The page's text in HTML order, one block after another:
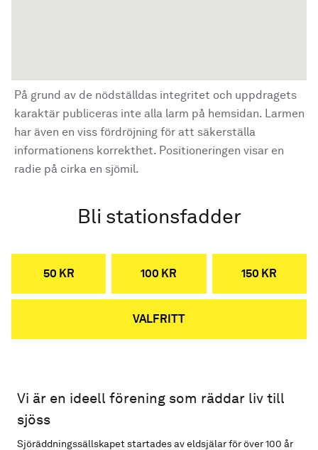
På grund av de nödställdas integritet och uppdragets
karaktär publiceras inte alla larm på hemsidan. Larmen
har även en viss fördröjning för att säkerställa
informationens korrekthet. Positioneringen visar en
radie på cirka en sjömil.
Bli stationsfadder
50 KR 100 KR 150 KR
VALFRITT
Vi är en ideell förening som räddar liv till
sjöss
Sjöräddningssällskapet startades av eldsjälar för över 100 år